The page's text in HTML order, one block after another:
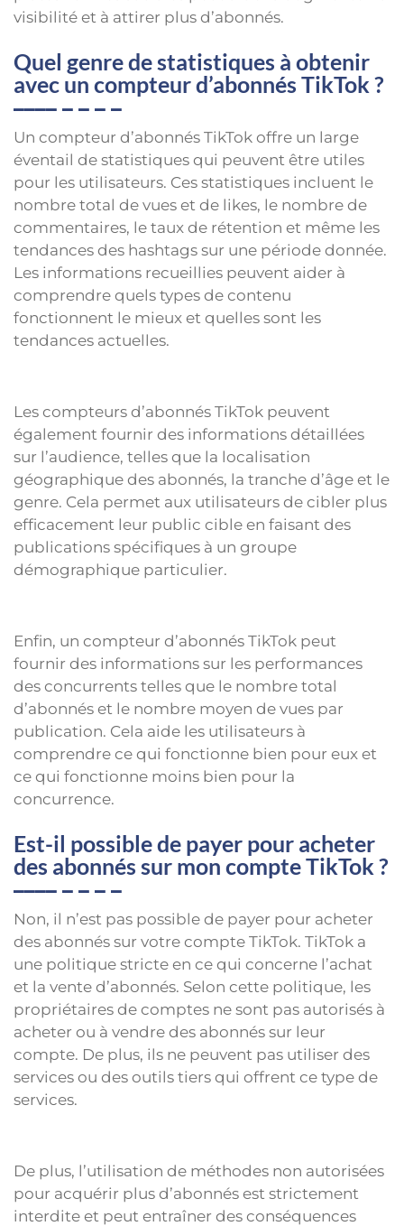
visibilité et à attirer plus d’abonnés.
Quel genre de statistiques à obtenir
avec un compteur d’abonnés TikTok ?
Un compteur d’abonnés TikTok offre un large
éventail de statistiques qui peuvent être utiles
pour les utilisateurs. Ces statistiques incluent le
nombre total de vues et de likes, le nombre de
commentaires, le taux de rétention et même les
tendances des hashtags sur une période donnée.
Les informations recueillies peuvent aider à
comprendre quels types de contenu
fonctionnent le mieux et quelles sont les
tendances actuelles.
Les compteurs d’abonnés TikTok peuvent
également fournir des informations détaillées
sur l’audience, telles que la localisation
géographique des abonnés, la tranche d’âge et le
genre. Cela permet aux utilisateurs de cibler plus
efficacement leur public cible en faisant des
publications spécifiques à un groupe
démographique particulier.
Enfin, un compteur d’abonnés TikTok peut
fournir des informations sur les performances
des concurrents telles que le nombre total
d’abonnés et le nombre moyen de vues par
publication. Cela aide les utilisateurs à
comprendre ce qui fonctionne bien pour eux et
ce qui fonctionne moins bien pour la
concurrence.
Est-il possible de payer pour acheter
des abonnés sur mon compte TikTok ?
Non, il n’est pas possible de payer pour acheter
des abonnés sur votre compte TikTok. TikTok a
une politique stricte en ce qui concerne l’achat
et la vente d’abonnés. Selon cette politique, les
propriétaires de comptes ne sont pas autorisés à
acheter ou à vendre des abonnés sur leur
compte. De plus, ils ne peuvent pas utiliser des
services ou des outils tiers qui offrent ce type de
services.
De plus, l’utilisation de méthodes non autorisées
pour acquérir plus d’abonnés est strictement
interdite et peut entraîner des conséquences